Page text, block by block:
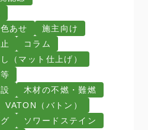
あせ
施主向け
コラム
（マット仕上げ）
木材の不燃・難燃
VATON（バトン）
ソワードステイン